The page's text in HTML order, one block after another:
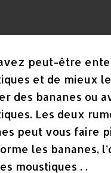
peut-être
et de mieux
des bananes ou
Les deux
peut vous faire
les bananes,
moustiques . .